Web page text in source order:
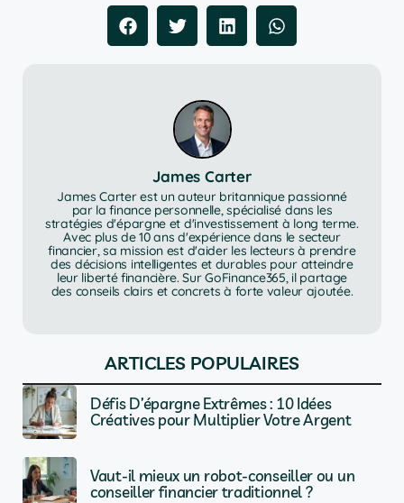
James Carter
James Carter est un auteur britannique passionné
par la finance personnelle, spécialisé dans les
stratégies d'épargne et d'investissement à long terme.
Avec plus de 10 ans d'expérience dans le secteur
financier, sa mission est d'aider les lecteurs à prendre
des décisions intelligentes et durables pour atteindre
leur liberté financière. Sur GoFinance365, il partage
des conseils clairs et concrets à forte valeur ajoutée.
ARTICLES POPULAIRES
Défis D’épargne Extrêmes : 10 Idées
Créatives pour Multiplier Votre Argent
Vaut-il mieux un robot-conseiller ou un
conseiller financier traditionnel ?